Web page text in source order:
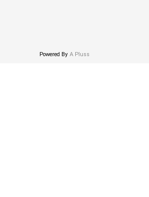
A Pluss
Powered By